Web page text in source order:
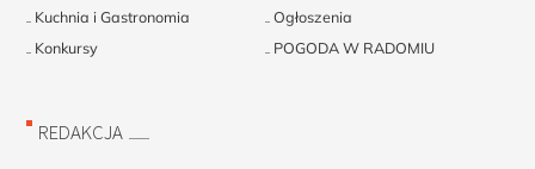
Kuchnia i Gastronomia
Ogłoszenia
Konkursy
POGODA W RADOMIU
REDAKCJA